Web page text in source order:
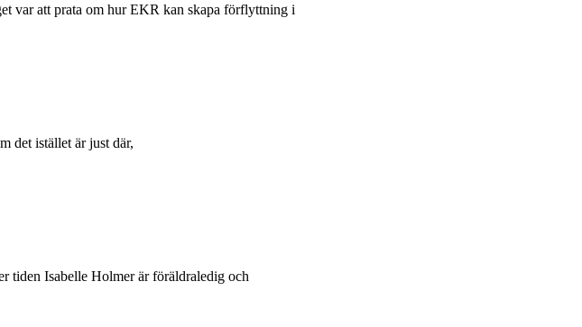
var att prata om hur EKR kan skapa förflyttning i
det istället är just där,
tiden Isabelle Holmer är föräldraledig och